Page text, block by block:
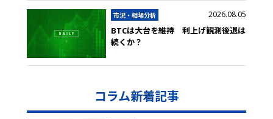
市況・相場分析 2026.08.05
BTCは大台を維持 利上げ観測後退は
続くか？
コラム新着記事